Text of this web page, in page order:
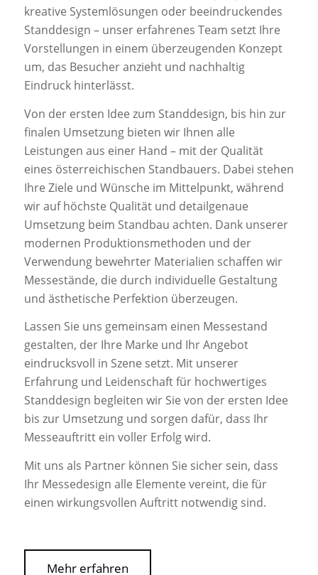
kreative Systemlösungen oder beeindruckendes
Standdesign – unser erfahrenes Team setzt Ihre
Vorstellungen in einem überzeugenden Konzept
um, das Besucher anzieht und nachhaltig
Eindruck hinterlässt.
Von der ersten Idee zum Standdesign, bis hin zur
finalen Umsetzung bieten wir Ihnen alle
Leistungen aus einer Hand – mit der Qualität
eines österreichischen Standbauers. Dabei stehen
Ihre Ziele und Wünsche im Mittelpunkt, während
wir auf höchste Qualität und detailgenaue
Umsetzung beim Standbau achten. Dank unserer
modernen Produktionsmethoden und der
Verwendung bewehrter Materialien schaffen wir
Messestände, die durch individuelle Gestaltung
und ästhetische Perfektion überzeugen.
Lassen Sie uns gemeinsam einen Messestand
gestalten, der Ihre Marke und Ihr Angebot
eindrucksvoll in Szene setzt. Mit unserer
Erfahrung und Leidenschaft für hochwertiges
Standdesign begleiten wir Sie von der ersten Idee
bis zur Umsetzung und sorgen dafür, dass Ihr
Messeauftritt ein voller Erfolg wird.
Mit uns als Partner können Sie sicher sein, dass
Ihr Messedesign alle Elemente vereint, die für
einen wirkungsvollen Auftritt notwendig sind.
Mehr erfahren